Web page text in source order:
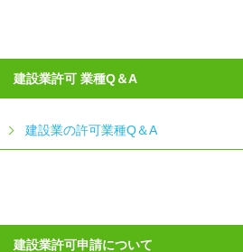
建設業許可 業種Q＆A
建設業の許可業種Q＆A
建設業許可申請について